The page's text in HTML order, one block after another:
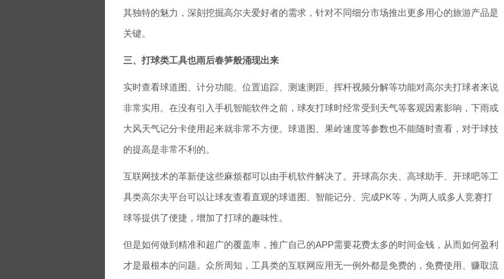
其独特的魅力，深刻挖掘高尔夫爱好者的需求，针对不同细分市场推出更多用心的旅游产品是
关键。
三、打球类工具也雨后春笋般涌现出来
实时查看球道图、计分功能、位置追踪、测速测距、挥杆视频分解等功能对高尔夫打球者来说
非常实用。在没有引入手机智能软件之前，球友打球时经常受到天气等客观因素影响，下雨或
大风天气记分卡使用起来就非常不方便。球道图、果岭速度等参数也不能随时查看，对于球技
的提高是非常不利的。
互联网技术的革新使这些麻烦都可以由手机软件解决了。开球高尔夫、高球助手、开球吧等工
具类高尔夫平台可以让球友查看直观的球道图、智能记分、完成PK等，为两人或多人竞赛打
球等提供了便捷，增加了打球的趣味性。
但是如何做到精准和超广的覆盖率，推广自己的APP需要花费太多的时间金钱，从而如何盈利
才是最根本的问题。众所周知，工具类的互联网应用无一例外都是免费的，免费使用、赚取流